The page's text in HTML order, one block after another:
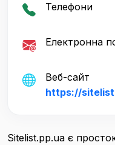
Телефони
Електронна
Веб-сайт
https://
Sitelist.pp.ua є